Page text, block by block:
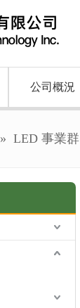
公司概況
» LED 事業群